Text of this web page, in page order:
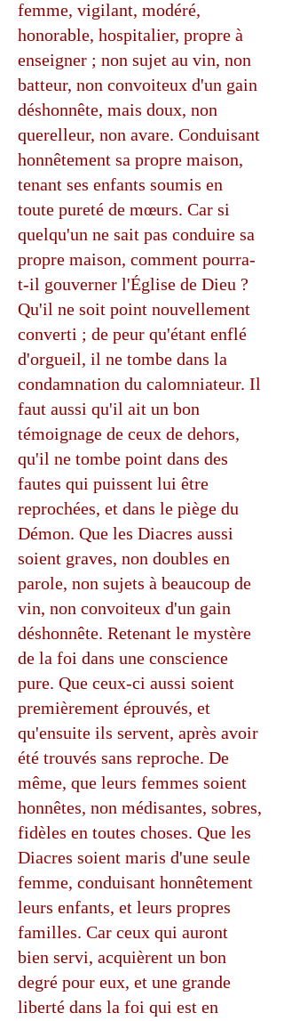
femme, vigilant, modéré,
honorable, hospitalier, propre à
enseigner ; non sujet au vin, non
batteur, non convoiteux d'un gain
déshonnête, mais doux, non
querelleur, non avare. Conduisant
honnêtement sa propre maison,
tenant ses enfants soumis en
toute pureté de mœurs. Car si
quelqu'un ne sait pas conduire sa
propre maison, comment pourra-
t-il gouverner l'Église de Dieu ?
Qu'il ne soit point nouvellement
converti ; de peur qu'étant enflé
d'orgueil, il ne tombe dans la
condamnation du calomniateur. Il
faut aussi qu'il ait un bon
témoignage de ceux de dehors,
qu'il ne tombe point dans des
fautes qui puissent lui être
reprochées, et dans le piège du
Démon. Que les Diacres aussi
soient graves, non doubles en
parole, non sujets à beaucoup de
vin, non convoiteux d'un gain
déshonnête. Retenant le mystère
de la foi dans une conscience
pure. Que ceux-ci aussi soient
premièrement éprouvés, et
qu'ensuite ils servent, après avoir
été trouvés sans reproche. De
même, que leurs femmes soient
honnêtes, non médisantes, sobres,
fidèles en toutes choses. Que les
Diacres soient maris d'une seule
femme, conduisant honnêtement
leurs enfants, et leurs propres
familles. Car ceux qui auront
bien servi, acquièrent un bon
degré pour eux, et une grande
liberté dans la foi qui est en